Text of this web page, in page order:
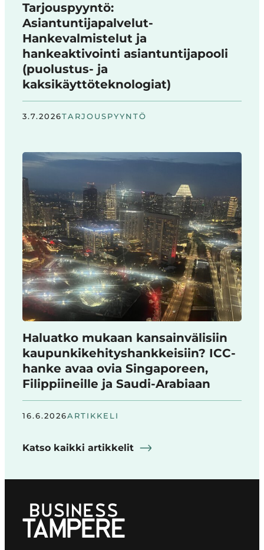
Tarjouspyyntö:
Asiantuntijapalvelut-
Hankevalmistelut ja
hankeaktivointi asiantuntijapooli
(puolustus- ja
kaksikäyttöteknologiat)
3.7.2026TARJOUSPYYNTÖ
Haluatko mukaan kansainvälisiin
kaupunkikehityshankkeisiin? ICC-
hanke avaa ovia Singaporeen,
Filippiineille ja Saudi-Arabiaan
16.6.2026ARTIKKELI
Katso kaikki artikkelit